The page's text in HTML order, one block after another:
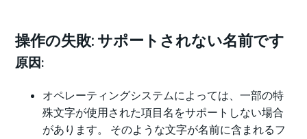
操作の失敗: サポートされない名前です
原因:
オペレーティングシステムによっては、一部の特
殊文字が使用された項目名をサポートしない場合
があります。 そのような文字が名前に含まれるフ